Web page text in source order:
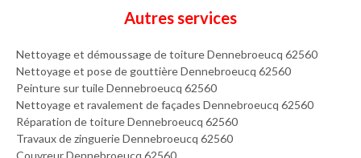
Autres services
Nettoyage et démoussage de toiture Dennebroeucq 62560
Nettoyage et pose de gouttière Dennebroeucq 62560
Peinture sur tuile Dennebroeucq 62560
Nettoyage et ravalement de façades Dennebroeucq 62560
Réparation de toiture Dennebroeucq 62560
Travaux de zinguerie Dennebroeucq 62560
Couvreur Dennebroeucq 62560